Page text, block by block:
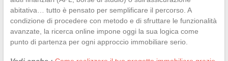
abitativa… tutto è pensato per semplificare il percorso. A
condizione di procedere con metodo e di sfruttare le funzionalità
avanzate, la ricerca online impone oggi la sua logica come
punto di partenza per ogni approccio immobiliare serio.